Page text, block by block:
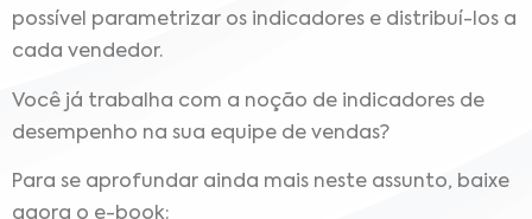
possível parametrizar os indicadores e distribuí-los a
cada vendedor.
Você já trabalha com a noção de indicadores de
desempenho na sua equipe de vendas?
Para se aprofundar ainda mais neste assunto, baixe
agora o e-book: